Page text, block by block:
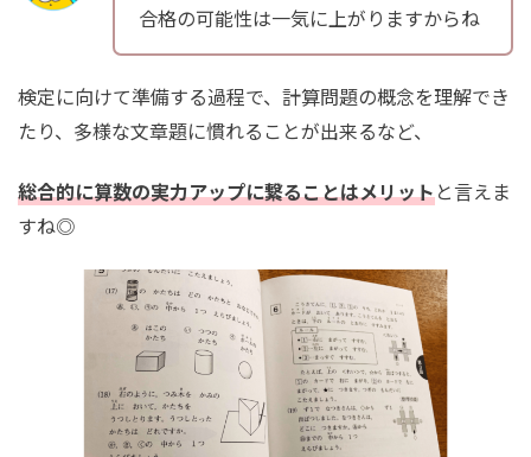
合格の可能性は一気に上がりますからね
検定に向けて準備する過程で、計算問題の概念を理解でき
たり、多様な文章題に慣れることが出来るなど、
総合的に算数の実力アップに繋ることはメリットと言えま
すね◎